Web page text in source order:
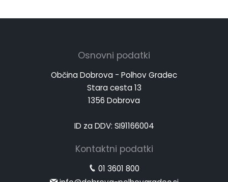
Osnovni podatki
Občina Dobrova - Polhov Gradec
Stara cesta 13
1356 Dobrova
ID za DDV: SI91166004
Kontaktni podatki
01 3601 800